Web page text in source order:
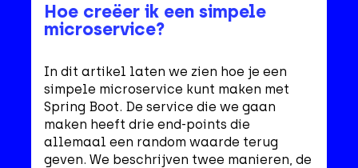
Hoe creëer ik een simpele
microservice?
In dit artikel laten we zien hoe je een
simpele microservice kunt maken met
Spring Boot. De service die we gaan
maken heeft drie end-points die
allemaal een random waarde terug
geven. We beschrijven twee manieren, de